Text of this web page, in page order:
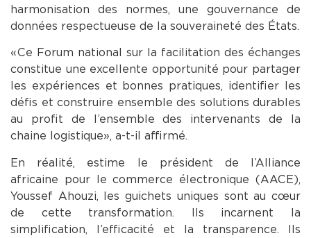
harmonisation des normes, une gouvernance de
données respectueuse de la souveraineté des États.
« Ce Forum national sur la facilitation des échanges
constitue une excellente opportunité pour partager
les expériences et bonnes pratiques, identifier les
défis et construire ensemble des solutions durables
au profit de l’ensemble des intervenants de la
chaine logistique », a-t-il affirmé.
En réalité, estime le président de l’Alliance
africaine pour le commerce électronique (AACE),
Youssef Ahouzi, les guichets uniques sont au cœur
de cette transformation. Ils incarnent la
simplification, l’efficacité et la transparence. Ils